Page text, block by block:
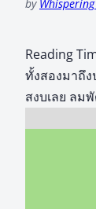
by
ทั้งสองมาถึ
สงบเลย ลม